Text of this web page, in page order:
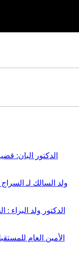
الدكتور البان:
ولد السالك لـ
الدكتور ولد
الأمين العام